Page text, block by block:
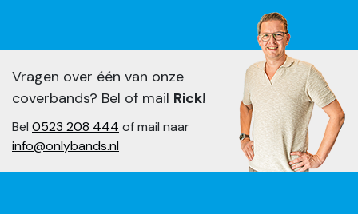
Vragen over één van onze
coverbands? Bel of mail Rick!
Bel 0523 208 444 of mail naar
info@onlybands.nl